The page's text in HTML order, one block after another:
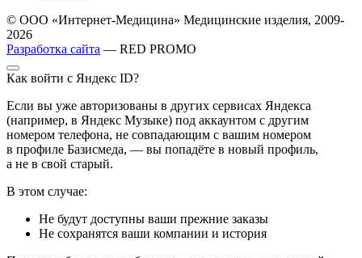
© ООО «Интернет-Медицина» Медицинские изделия, 2009-
2026
Разработка сайта — RED PROMO
Как войти с Яндекс ID?
Если вы уже авторизованы в других сервисах Яндекса
(например, в Яндекс Музыке) под аккаунтом с другим
номером телефона, не совпадающим с вашим номером
в профиле Базисмеда, — вы попадёте в новый профиль,
а не в свой старый.
В этом случае:
Не будут доступны ваши прежние заказы
Не сохранятся ваши компании и история